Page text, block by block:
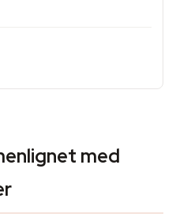
med